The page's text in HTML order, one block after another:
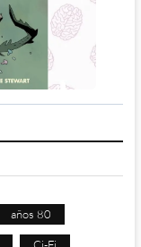
años 80
Ci-Fi